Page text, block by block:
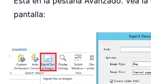
pantalla: